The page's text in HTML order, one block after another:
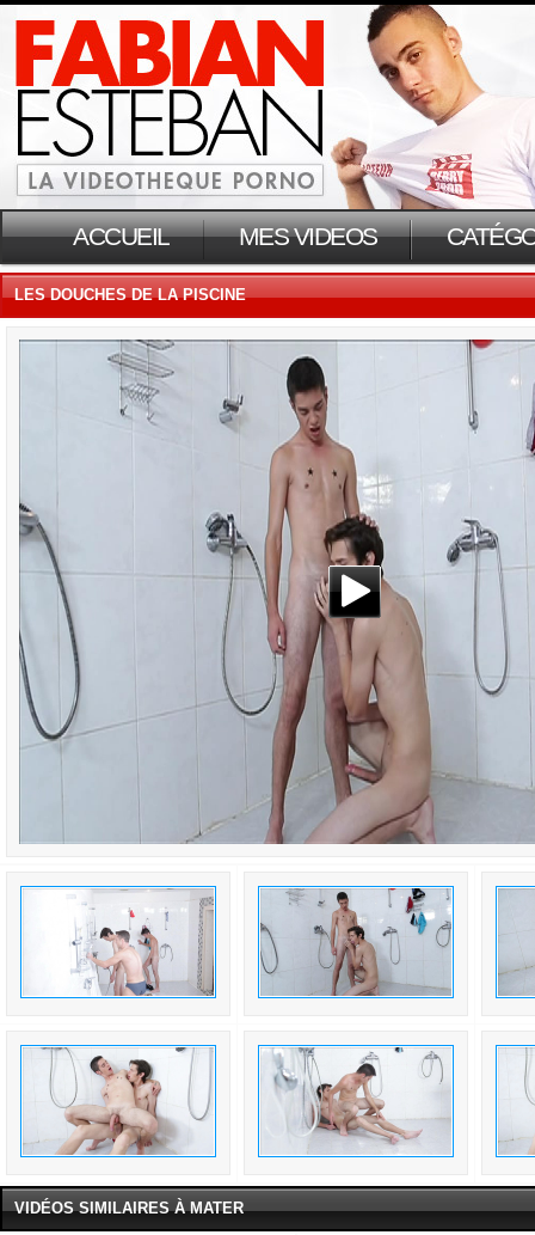
ACCUEIL MES VIDEOS
LES DOUCHES DE LA PISCINE
VIDÉOS SIMILAIRES À MATER